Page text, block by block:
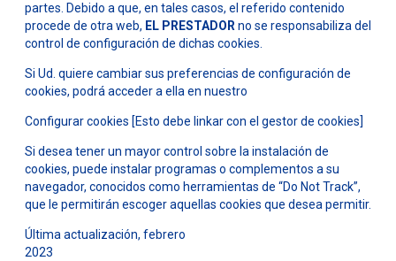
partes. Debido a que, en tales casos, el referido contenido
procede de otra web, EL PRESTADORno se responsabiliza del
control de configuración de dichas cookies.
Si Ud. quiere cambiar sus preferencias de configuración de
cookies, podrá acceder a ella en nuestro
Configurar cookies [Esto debe linkar con el gestor de cookies]
Si desea tener un mayor control sobre la instalación de
cookies, puede instalar programas o complementos a su
navegador, conocidos como herramientas de “Do Not Track”,
que le permitirán escoger aquellas cookies que desea permitir.
Última actualización, febrero
2023